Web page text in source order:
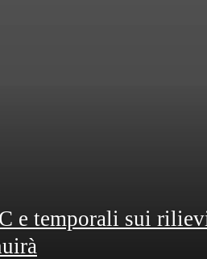
e temporali sui